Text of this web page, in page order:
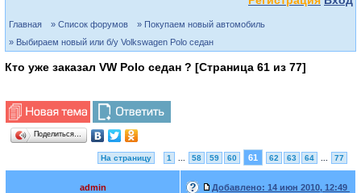
Главная » Список форумов
» Покупаем новый автомобиль
» Выбираем новый или б/у Volkswagen Polo седан
Кто уже заказал VW Polo седан ? [Страница 61 из 77]
Поделиться…
На страницу 1 58 59 60 61 62 63 64 77
admin Добавлено: 14 июн 2010, 12:49